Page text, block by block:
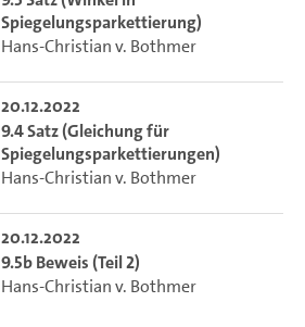
Spiegelungsparkettierung)
Hans-Christian v. Bothmer
20.12.2022
9.4 Satz (Gleichung für
Spiegelungsparkettierungen)
Hans-Christian v. Bothmer
20.12.2022
9.5b Beweis (Teil 2)
Hans-Christian v. Bothmer